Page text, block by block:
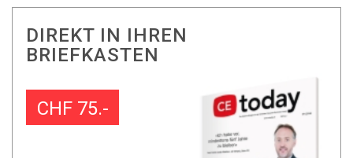
DIREKT IN IHREN
BRIEFKASTEN
CHF 75.-